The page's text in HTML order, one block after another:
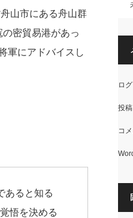
山市にある舟山群
密貿易港があっ
軍にアドバイスし
あると知る
悟を決める
ロ
投
コ